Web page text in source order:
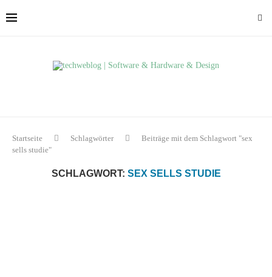
Startseite Schlagwörter
Beiträge mit dem Schlagwort "sex
sells studie"
SCHLAGWORT: SEX SELLS STUDIE